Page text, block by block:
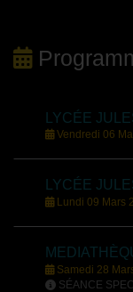
LYCÉE
Vendredi 06
LYCÉE
Lundi 09 Mars
Samedi 28
SÉANCE